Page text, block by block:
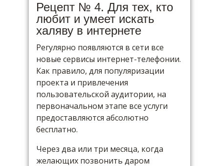
Рецепт № 4. Для тех, кто
любит и умеет искать
халяву в интернете
Регулярно появляются в сети все
новые сервисы интернет-телефонии.
Как правило, для популяризации
проекта и привлечения
пользовательской аудитории, на
первоначальном этапе все услуги
предоставляются абсолютно
бесплатно.
Через два или три месяца, когда
желающих позвонить даром